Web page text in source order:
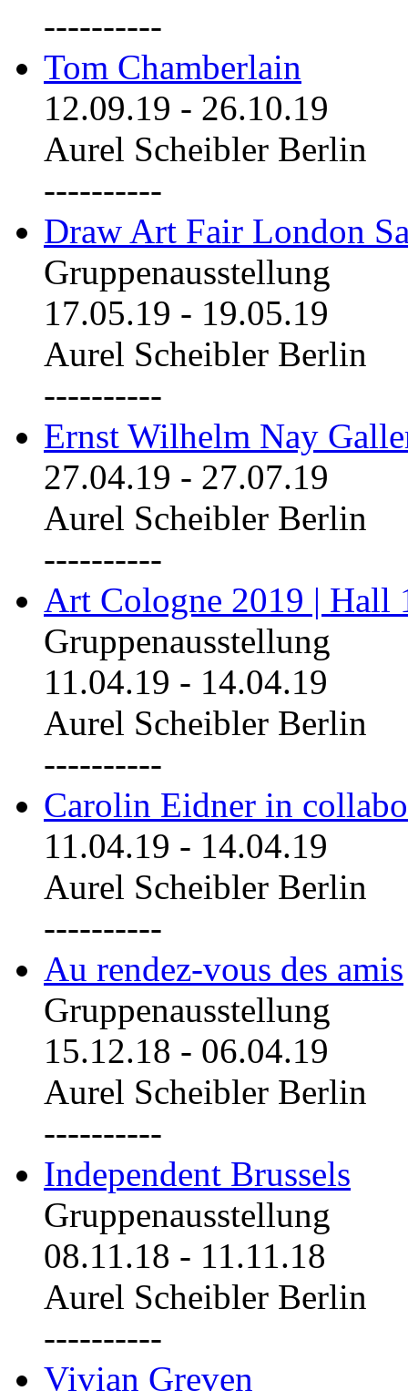
----------
Tom Chamberlain
12.09.19 - 26.10.19
Aurel Scheibler Berlin
----------
Draw Art Fair London
Gruppenausstellung
17.05.19 - 19.05.19
Aurel Scheibler Berlin
----------
Ernst Wilhelm Nay
27.04.19 - 27.07.19
Aurel Scheibler Berlin
----------
Art Cologne 2019 | Hall
Gruppenausstellung
11.04.19 - 14.04.19
Aurel Scheibler Berlin
----------
Carolin Eidner in
11.04.19 - 14.04.19
Aurel Scheibler Berlin
----------
Au rendez-vous des amis
Gruppenausstellung
15.12.18 - 06.04.19
Aurel Scheibler Berlin
----------
Independent Brussels
Gruppenausstellung
08.11.18 - 11.11.18
Aurel Scheibler Berlin
----------
Vivian Greven